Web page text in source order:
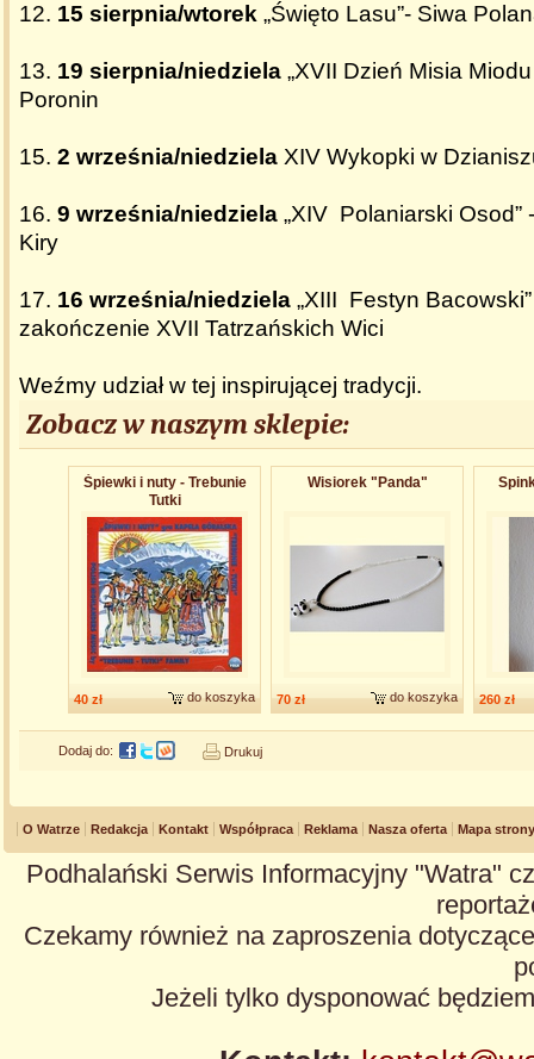
12. 15 sierpnia/wtorek „Święto Lasu”- Siwa
13. 19 sierpnia/niedziela „XVII Dzień Misia
Poronin
15. 2 września/niedziela XIV Wykopki w
16. 9 września/niedziela „XIV Polaniarski Osod”
Kiry
17. 16 września/niedziela „XIII Festyn
zakończenie XVII Tatrzańskich Wici
Weźmy udział w tej inspirującej tradycji.
Zobacz w naszym sklepie:
Śpiewki i nuty - Trebunie
Tutki
40 zł do koszyka
Wisiorek "Panda"
70 zł do koszyka 260 zł
Dodaj do: Drukuj
O Watrze Redakcja Kontakt Współpraca Reklama Nasza oferta Mapa strony
Podhalański Serwis Informacyjny "Watra"
Czekamy również na zaproszenia
Jeżeli tylko dysponować